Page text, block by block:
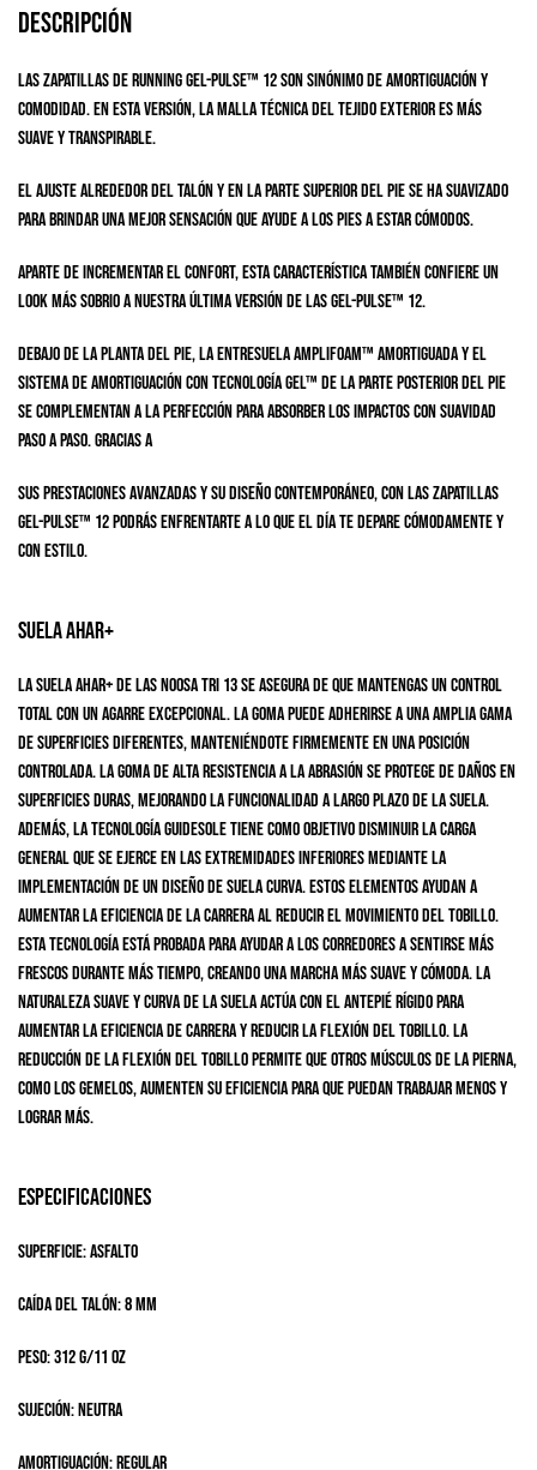
Descripción
Las zapatillas de running GEL-PULSE™ 12 son sinónimo de amortiguación y
comodidad. En esta versión, la malla técnica del tejido exterior es más
suave y transpirable.
El ajuste alrededor del talón y en la parte superior del pie se ha suavizado
para brindar una mejor sensación que ayude a los pies a estar cómodos.
Aparte de incrementar el confort, esta característica también confiere un
look más sobrio a nuestra última versión de las GEL-PULSE™ 12.
Debajo de la planta del pie, la entresuela AMPLIFOAM™ amortiguada y el
sistema de amortiguación con tecnología GEL™ de la parte posterior del pie
se complementan a la perfección para absorber los impactos con suavidad
paso a paso. Gracias a
sus prestaciones avanzadas y su diseño contemporáneo, con las zapatillas
GEL-PULSE™ 12 podrás enfrentarte a lo que el día te depare cómodamente y
con estilo.
Suela AHAR+
La suela AHAR+ de las Noosa Tri 13 se asegura de que mantengas un control
total con un agarre excepcional. La goma puede adherirse a una amplia gama
de superficies diferentes, manteniéndote firmemente en una posición
controlada. La goma de alta resistencia a la abrasión se protege de daños en
superficies duras, mejorando la funcionalidad a largo plazo de la suela.
Además, la tecnología GuideSole tiene como objetivo disminuir la carga
general que se ejerce en las extremidades inferiores mediante la
implementación de un diseño de suela curva. Estos elementos ayudan a
aumentar la eficiencia de la carrera al reducir el movimiento del tobillo.
Esta tecnología está probada para ayudar a los corredores a sentirse más
frescos durante más tiempo, creando una marcha más suave y cómoda. La
naturaleza suave y curva de la suela actúa con el antepié rígido para
aumentar la eficiencia de carrera y reducir la flexión del tobillo. La
reducción de la flexión del tobillo permite que otros músculos de la pierna,
como los gemelos, aumenten su eficiencia para que puedan trabajar menos y
lograr más.
Especificaciones
Superficie: Asfalto
Caída del talón: 8 mm
Peso: 312 g/11 oz
Sujeción: Neutra
Amortiguación: Regular